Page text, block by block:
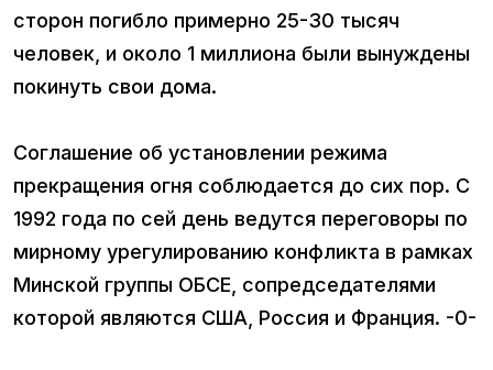
сторон погибло примерно 25-30 тысяч
человек, и около 1 миллиона были вынуждены
покинуть свои дома.
Соглашение об установлении режима
прекращения огня соблюдается до сих пор. С
1992 года по сей день ведутся переговоры по
мирному урегулированию конфликта в рамках
Минской группы ОБСЕ, сопредседателями
которой являются США, Россия и Франция. -0-